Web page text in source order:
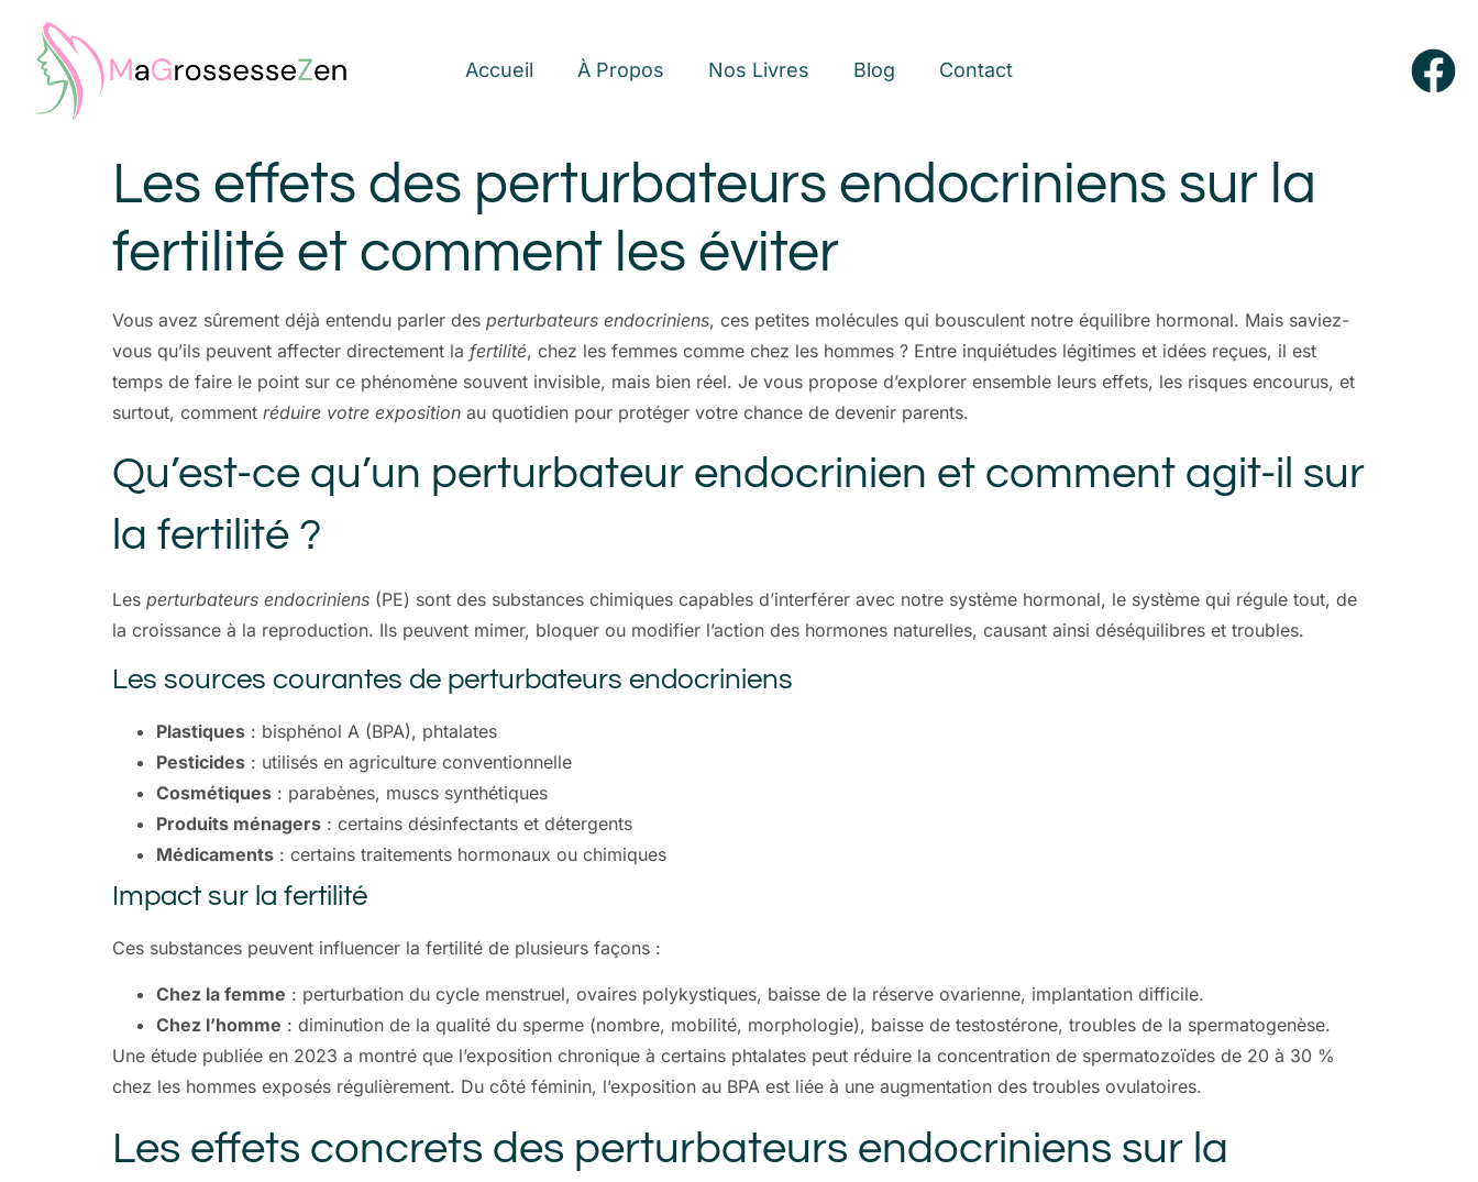
Accueil À Propos Nos Livres Blog Contact
Les effets des perturbateurs endocriniens sur la
fertilité et comment les éviter
Vous avez sûrement déjà entendu parler des perturbateurs endocriniens, ces petites molécules qui bousculent notre équilibre hormonal. Mais saviez-
vous qu’ils peuvent affecter directement la fertilité, chez les femmes comme chez les hommes ? Entre inquiétudes légitimes et idées reçues, il est
temps de faire le point sur ce phénomène souvent invisible, mais bien réel. Je vous propose d’explorer ensemble leurs effets, les risques encourus, et
surtout, comment réduire votre exposition au quotidien pour protéger votre chance de devenir parents.
Qu’est-ce qu’un perturbateur endocrinien et comment agit-il sur
la fertilité ?
Les perturbateurs endocriniens (PE) sont des substances chimiques capables d’interférer avec notre système hormonal, le système qui régule tout, de
la croissance à la reproduction. Ils peuvent mimer, bloquer ou modifier l’action des hormones naturelles, causant ainsi déséquilibres et troubles.
Les sources courantes de perturbateurs endocriniens
Plastiques : bisphénol A (BPA), phtalates
Pesticides : utilisés en agriculture conventionnelle
Cosmétiques : parabènes, muscs synthétiques
Produits ménagers : certains désinfectants et détergents
Médicaments : certains traitements hormonaux ou chimiques
Impact sur la fertilité
Ces substances peuvent influencer la fertilité de plusieurs façons :
Chez la femme : perturbation du cycle menstruel, ovaires polykystiques, baisse de la réserve ovarienne, implantation difficile.
Chez l’homme : diminution de la qualité du sperme (nombre, mobilité, morphologie), baisse de testostérone, troubles de la spermatogenèse.
Une étude publiée en 2023 a montré que l’exposition chronique à certains phtalates peut réduire la concentration de spermatozoïdes de 20 à 30 %
chez les hommes exposés régulièrement. Du côté féminin, l’exposition au BPA est liée à une augmentation des troubles ovulatoires.
Les effets concrets des perturbateurs endocriniens sur la